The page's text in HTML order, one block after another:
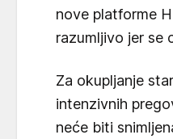
nove platforme
razumljivo jer se
Za okupljanje
intenzivnih
neće biti